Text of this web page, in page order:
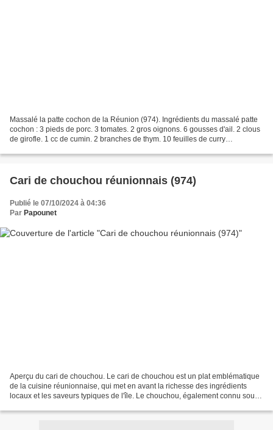
Massalé la patte cochon de la Réunion (974). Ingrédients du massalé patte
cochon : 3 pieds de porc. 3 tomates. 2 gros oignons. 6 gousses d'ail. 2 clous
de girofle. 1 cc de cumin. 2 branches de thym. 10 feuilles de curry
Cari de chouchou réunionnais (974)
Publié le 07/10/2024 à 04:36
Par Papounet
Aperçu du cari de chouchou. Le cari de chouchou est un plat emblématique
de la cuisine réunionnaise, qui met en avant la richesse des ingrédients
locaux et les saveurs typiques de l'île. Le chouchou, également connu sous